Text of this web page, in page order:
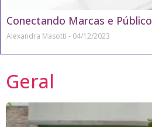
Conectando Marcas e Público
Alexandra Masotti 04/12/2023
Geral